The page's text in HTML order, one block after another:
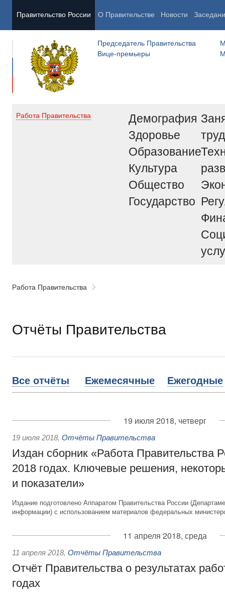
Правительство России О Правительстве Новости
Председатель Правительства
Вице-премьеры
Работа Правительства
Демография
Здоровье
Образование
Культура
Общество
Государство
труд
Работа Правительства
Отчёты Правительства
Все отчёты Ежемесячные Ежегодные
19 июля 2018, четверг
19 июля 2018, Отчёты Правительства
Издан сборник «Работа Правительства
2018 годах. Ключевые решения,
и показатели»
Издание подготовлено Аппаратом Правительства России
информации) с использованием материалов федеральных
11 апреля 2018, среда
11 апреля 2018, Отчёты Правительства
Отчёт Правительства о результатах
годах